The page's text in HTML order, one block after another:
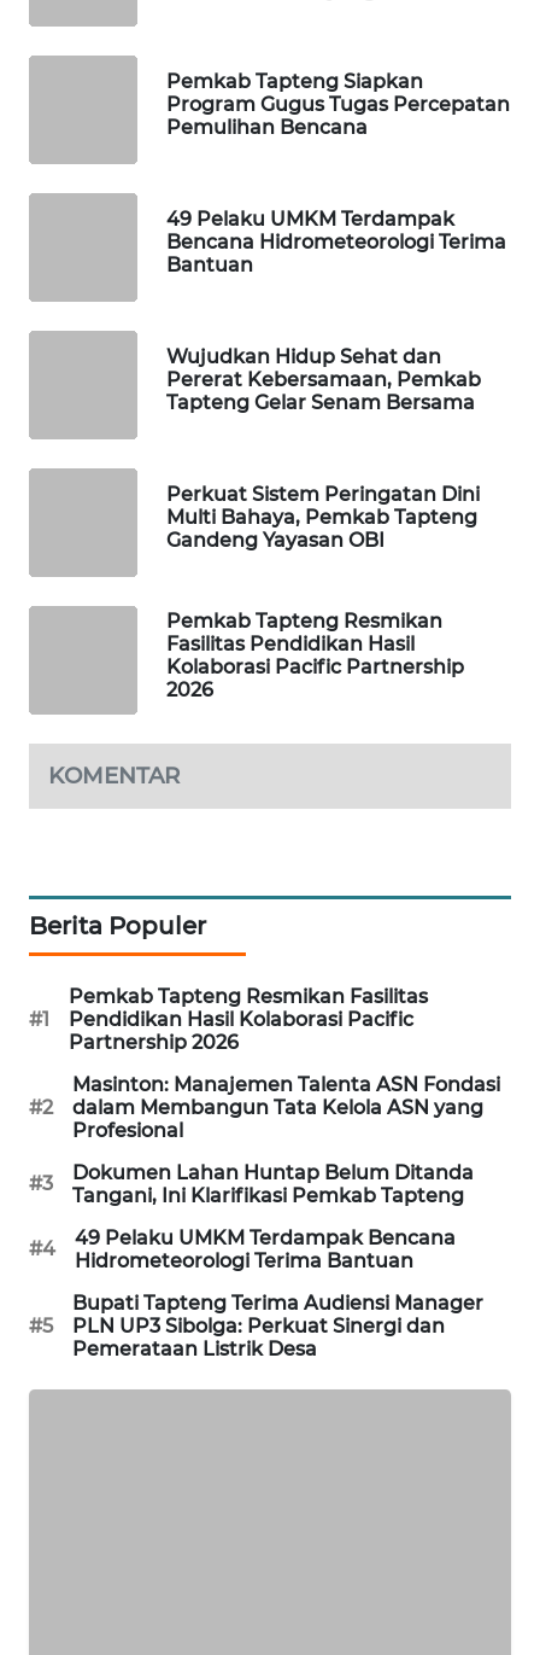
Pemkab Tapteng Siapkan
Program Gugus Tugas Percepatan
Pemulihan Bencana
49 Pelaku UMKM Terdampak
Bencana Hidrometeorologi Terima
Bantuan
Wujudkan Hidup Sehat dan
Pererat Kebersamaan, Pemkab
Tapteng Gelar Senam Bersama
Perkuat Sistem Peringatan Dini
Multi Bahaya, Pemkab Tapteng
Gandeng Yayasan OBI
Pemkab Tapteng Resmikan
Fasilitas Pendidikan Hasil
Kolaborasi Pacific Partnership
2026
KOMENTAR
Berita Populer
#1
Pemkab Tapteng Resmikan Fasilitas
Pendidikan Hasil Kolaborasi Pacific
Partnership 2026
#2
Masinton: Manajemen Talenta ASN Fondasi
dalam Membangun Tata Kelola ASN yang
Profesional
#3
Dokumen Lahan Huntap Belum Ditanda
Tangani, Ini Klarifikasi Pemkab Tapteng
#4
49 Pelaku UMKM Terdampak Bencana
Hidrometeorologi Terima Bantuan
#5
Bupati Tapteng Terima Audiensi Manager
PLN UP3 Sibolga: Perkuat Sinergi dan
Pemerataan Listrik Desa
FORJASIDA
SIANTAR
NEWS
METRO
NEWS
NEWS
NEWS
JURNAL
MARITIM
HUMBANG
NEWS